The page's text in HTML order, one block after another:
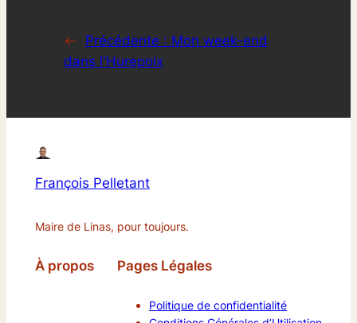
← Précédente : Mon week-end
dans l'Hurepoix
François Pelletant
Maire de Linas, pour toujours.
À propos Pages Légales
Politique de confidentialité